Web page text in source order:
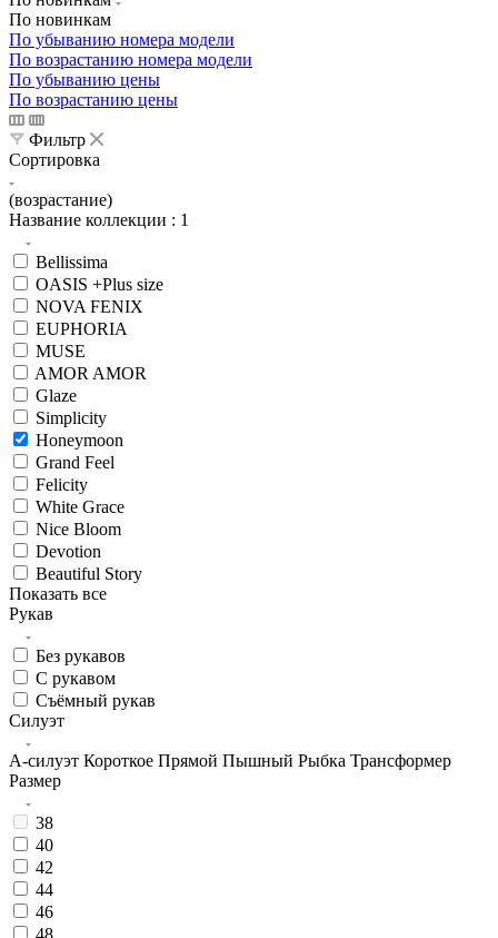
По новинкам
По убыванию номера модели
По возрастанию номера модели
По убыванию цены
По возрастанию цены
Фильтр
Сортировка
(возрастание)
Название коллекции : 1
Bellissima
OASIS +Plus size
NOVA FENIX
EUPHORIA
MUSE
AMOR AMOR
Glaze
Simplicity
Honeymoon
Grand Feel
Felicity
White Grace
Nice Bloom
Devotion
Beautiful Story
Показать все
Рукав
Без рукавов
С рукавом
Съёмный рукав
Силуэт
А-силуэт Короткое Прямой Пышный Рыбка Трансформер
Размер
38
40
42
44
46
48